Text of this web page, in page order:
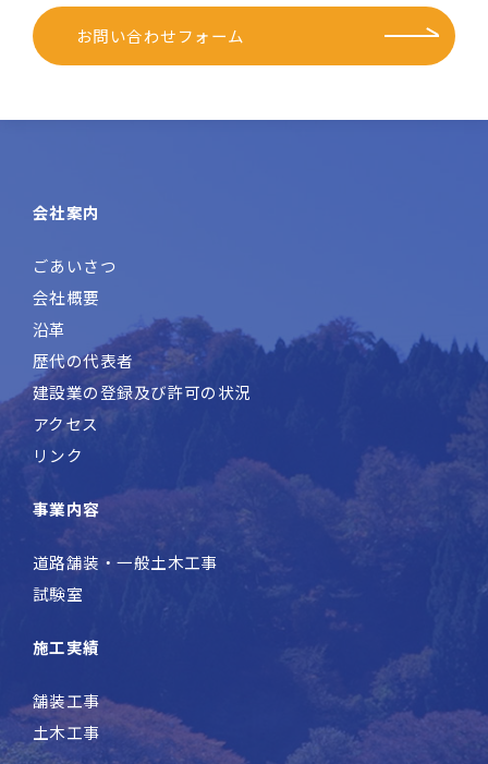
お問い合わせフォーム
会社案内
ごあいさつ
会社概要
沿革
歴代の代表者
建設業の登録及び許可の状況
アクセス
リンク
事業内容
道路舗装・一般土木工事
試験室
施工実績
舗装工事
土木工事